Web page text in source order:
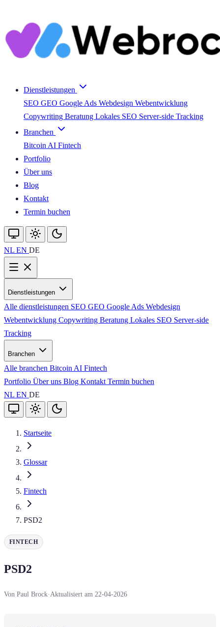
Dienstleistungen
SEO GEO Google Ads Webdesign Webentwicklung
Copywriting Beratung Lokales SEO Server-side Tracking
Branchen
Bitcoin AI Fintech
Portfolio
Über uns
Blog
Kontakt
Termin buchen
NL EN DE
Dienstleistungen
Alle dienstleistungen SEO GEO Google Ads Webdesign
Webentwicklung Copywriting Beratung Lokales SEO Server-side
Tracking
Branchen
Alle branchen Bitcoin AI Fintech
Portfolio Über uns Blog Kontakt Termin buchen
NL EN DE
Startseite
Glossar
Fintech
PSD2
FINTECH
PSD2
Von Paul Brock· Aktualisiert am 22-04-2026